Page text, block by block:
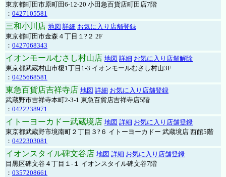
東京都町田市原町田6-12-20 小田急百貨店町田店7階
： 0427105581
三和小川店 地図 詳細 お気に入り店舗登録
東京都町田市金森４丁目１?２ 2F
： 0427068343
イオンモールむさし村山店 地図 詳細 お気に入り店舗解除
東京都武蔵村山市榎1丁目1-3 イオンモールむさし村山3F
： 0425668581
東急百貨店吉祥寺店 地図 詳細 お気に入り店舗登録
武蔵野市吉祥寺本町2-3-1 東急百貨店吉祥寺店5階
： 0422238971
イトーヨーカドー武蔵境店 地図 詳細 お気に入り店舗登録
東京都武蔵野市境南町２丁目３?６ イトーヨーカドー 武蔵境店 西館5階
： 0422303081
イオンスタイル碑文谷店 地図 詳細 お気に入り店舗登録
目黒区碑文谷４丁目１-１ イオンスタイル碑文谷7階
： 0357208661